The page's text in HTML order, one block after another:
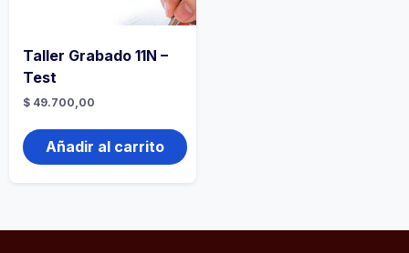
Taller Grabado 11N –
Test
$ 49.700,00
Añadir al carrito